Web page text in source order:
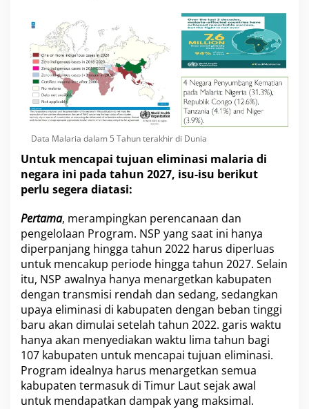
k
P
e
n
h
p
s
a
n
l
a
r
i
a
Data Malaria dalam 5 Tahun terakhir di Dunia
Untuk mencapai tujuan eliminasi malaria di
negara ini pada tahun 2027, isu-isu berikut
perlu segera diatasi:
Pertama, merampingkan perencanaan dan
pengelolaan Program. NSP yang saat ini hanya
diperpanjang hingga tahun 2022 harus diperluas
untuk mencakup periode hingga tahun 2027. Selain
itu, NSP awalnya hanya menargetkan kabupaten
dengan transmisi rendah dan sedang, sedangkan
upaya eliminasi di kabupaten dengan beban tinggi
baru akan dimulai setelah tahun 2022. garis waktu
hanya akan menyediakan waktu lima tahun bagi
107 kabupaten untuk mencapai tujuan eliminasi.
Program idealnya harus menargetkan semua
kabupaten termasuk di Timur Laut sejak awal
untuk mendapatkan dampak yang maksimal.